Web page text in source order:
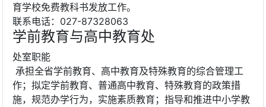
育学校免费教科书发放工作。
联系电话：027-87328063
学前教育与高中教育处
处室职能
承担全省学前教育、高中教育及特殊教育的综合管理工
作；拟定学前教育、普通高中教育、特殊教育的政策措
施，规范办学行为，实施素质教育；指导和推进中小学教